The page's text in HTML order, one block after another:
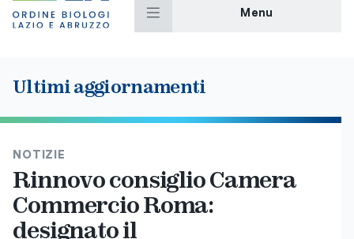
Menu
Ultimi aggiornamenti
NOTIZIE
Rinnovo consiglio Camera
Commercio Roma:
designato il